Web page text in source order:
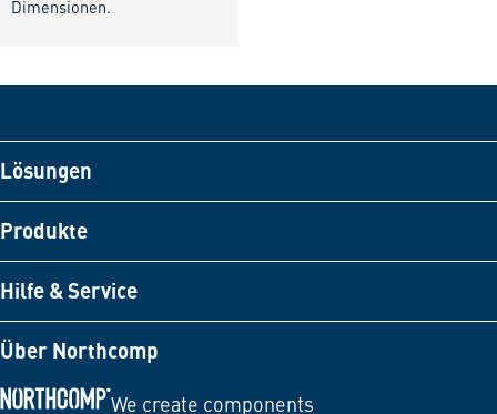
Dimensionen.
Lösungen
Produkte
Hilfe & Service
Über Northcomp
We create components